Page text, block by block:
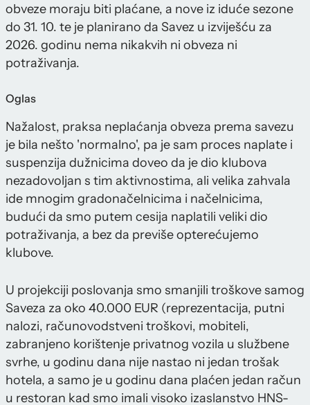
obveze moraju biti plaćane, a nove iz iduće sezone
do 31. 10. te je planirano da Savez u izviješću za
2026. godinu nema nikakvih ni obveza ni
potraživanja.
Oglas
Nažalost, praksa neplaćanja obveza prema savezu
je bila nešto 'normalno', pa je sam proces naplate i
suspenzija dužnicima doveo da je dio klubova
nezadovoljan s tim aktivnostima, ali velika zahvala
ide mnogim gradonačelnicima i načelnicima,
budući da smo putem cesija naplatili veliki dio
potraživanja, a bez da previše opterećujemo
klubove.
U projekciji poslovanja smo smanjili troškove samog
Saveza za oko 40.000 EUR (reprezentacija, putni
nalozi, računovodstveni troškovi, mobiteli,
zabranjeno korištenje privatnog vozila u službene
svrhe, u godinu dana nije nastao ni jedan trošak
hotela, a samo je u godinu dana plaćen jedan račun
u restoran kad smo imali visoko izaslanstvo HNS-